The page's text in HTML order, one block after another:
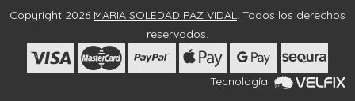
Copyright 2026 MARIA SOLEDAD PAZ VIDAL. Todos los derechos
reservados.
Tecnología